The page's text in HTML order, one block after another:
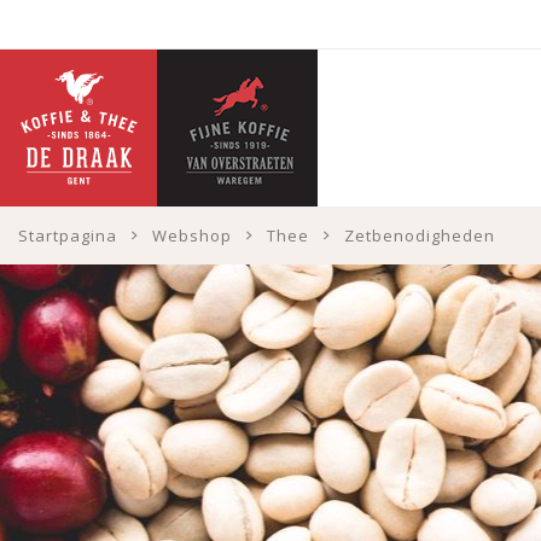
Startpagina Webshop Thee Zetbenodigheden